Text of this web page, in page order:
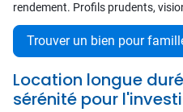
rendement. Profils prudents,
Trouver un bien pour
Location longue
sérénité pour